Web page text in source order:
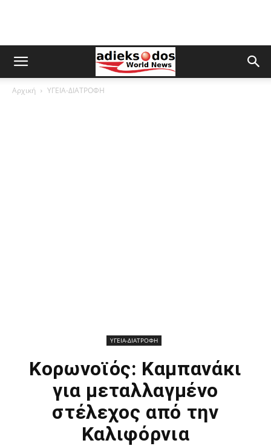
Αρχική ΥΓΕΙΑ-ΔΙΑΤΡΟΦΗ
ΥΓΕΙΑ-ΔΙΑΤΡΟΦΗ
Κορωνοϊός: Καμπανάκι
για μεταλλαγμένο
στέλεχος από την
Καλιφόρνια